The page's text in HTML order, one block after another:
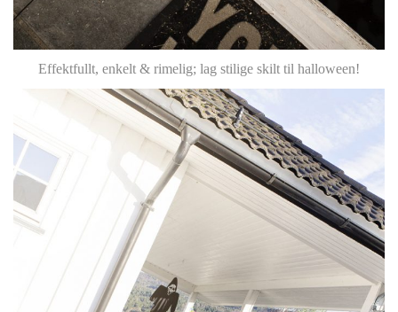
Effektfullt, enkelt & rimelig; lag stilige skilt til halloween!